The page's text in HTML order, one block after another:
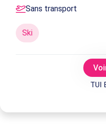
Sans transport
Ski
TUI